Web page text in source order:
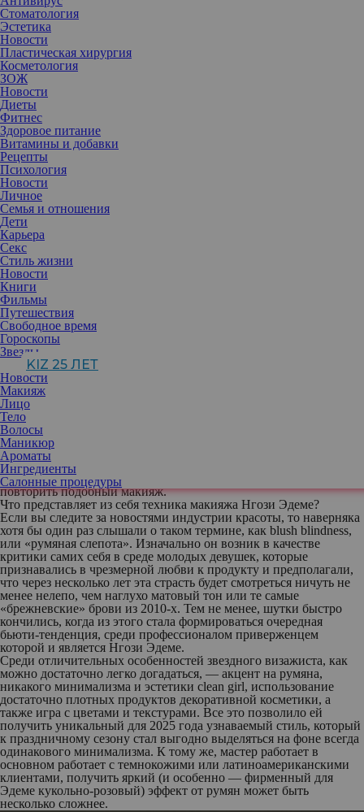
Стоматология
Эстетика
Новости
Пластическая хирургия
Косметология
ЗОЖ
Новости
Диеты
Фитнес
Здоровое питание
Витамины и добавки
Рецепты
Психология
Новости
Личное
Семья и отношения
Дети
Карьера
Секс
Стиль жизни
Новости
Книги
Фильмы
Путешествия
Свободное время
Гороскопы
Звезды
KIZ 25 ЛЕТ
Новости
Макияж
Лицо
Тело
Волосы
Маникюр
Ароматы
Ингредиенты
Салонные процедуры
В последние несколько недель бьюти-инфлюенсеры в
социальных сетях стали активно повторять макияж в стиле
знаменитого звездного визажиста Нгози Эдеме. Специалист
прославилась своими работами, проделанными, например, для
Ким Кардашьян и Наоми Кэмпбелл. Рассказываем, что именно
отличает ее технику и как повторить соответствующий ей
образ.
Почти каждой женщине перед некоторыми мероприятиями хотя
бы иногда хочется почувствовать себя особенной и хотя бы
немного напоминающей одну из любимых знаменитостей.
Именно из-за этого почти всегда под прицелом любопытной
публики находятся не только сами звезды и их самые удачные
или, наоборот, неудачные образы, но и визажисты, работающие
с ними и создающие те самые макияжи, которые так и хочется
повторить. В самом конце года внимание к себе и своим
работам привлекла, к примеру, специалист по имени Нгози
Эдеме, сама себя называющая «фанатиком румян». Рассказываем
и показываем, как выглядит ее техника и что нужно, чтобы
повторить подобный макияж.
Что представляет из себя техника макияжа Нгози Эдеме?
Если вы следите за новостями индустрии красоты, то наверняка
хотя бы один раз слышали о таком термине, как blush blindness,
или «румяная слепота». Изначально он возник в качестве
критики самих себя в среде молодых девушек, которые
признавались в чрезмерной любви к продукту и предполагали,
что через несколько лет эта страсть будет смотреться ничуть не
менее нелепо, чем наглухо матовый тон или те самые
«брежневские» брови из 2010-х. Тем не менее, шутки быстро
кончились, когда из этого стала формироваться очередная
бьюти-тенденция, среди профессионалом приверженцем
которой и является Нгози Эдеме.
Среди отличительных особенностей звездного визажиста, как
можно достаточно легко догадаться, — акцент на румяна,
никакого минимализма и эстетики clean girl, использование
достаточно плотных продуктов декоративной косметики, а
также игра с цветами и текстурами. Все это позволило ей
получить уникальный для 2025 года узнаваемый стиль, который
к праздничному сезону стал выгодно выделяться на фоне всегда
одинакового минимализма. К тому же, мастер работает в
основном работает с темнокожими или латиноамериканскими
клиентами, получить яркий (и особенно — фирменный для
Эдеме кукольно-розовый) эффект от румян может быть
несколько сложнее.